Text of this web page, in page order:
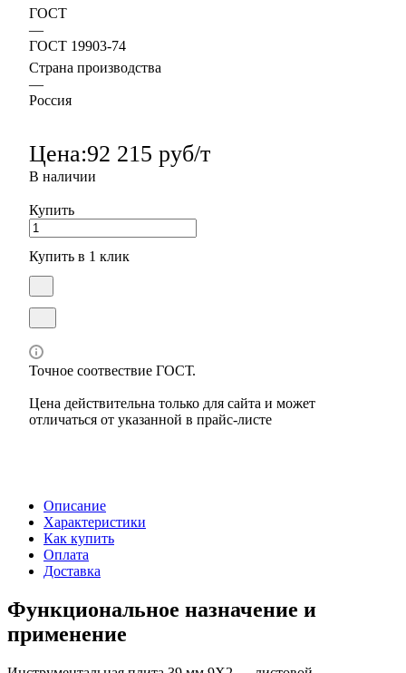
ГОСТ
—
ГОСТ 19903-74
Страна производства
—
Россия
Цена:92 215 руб/т
В наличии
Купить
Купить в 1 клик
Точное соотвествие ГОСТ.
Цена действительна только для сайта и может
отличаться от указанной в прайс-листе
Описание
Характеристики
Как купить
Оплата
Доставка
Функциональное назначение и
применение